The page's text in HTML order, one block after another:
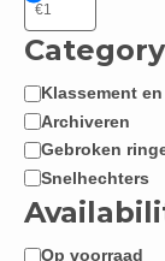
Category
Categorie
Klassement
Archiveren
Gebroken
Snelhechters
Op voorraad